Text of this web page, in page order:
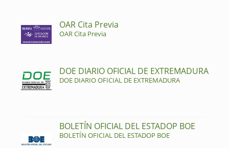
OAR Cita Previa
OAR Cita Previa
DOE DIARIO OFICIAL DE EXTREMADURA
DOE DIARIO OFICIAL DE EXTREMADURA
BOLETÍN OFICIAL DEL ESTADOP BOE
BOLETÍN OFICIAL DEL ESTADOP BOE